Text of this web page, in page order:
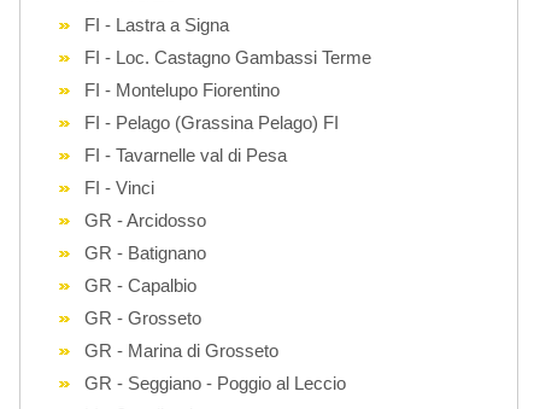
FI - Lastra a Signa
FI - Loc. Castagno Gambassi Terme
FI - Montelupo Fiorentino
FI - Pelago (Grassina Pelago) FI
FI - Tavarnelle val di Pesa
FI - Vinci
GR - Arcidosso
GR - Batignano
GR - Capalbio
GR - Grosseto
GR - Marina di Grosseto
GR - Seggiano - Poggio al Leccio